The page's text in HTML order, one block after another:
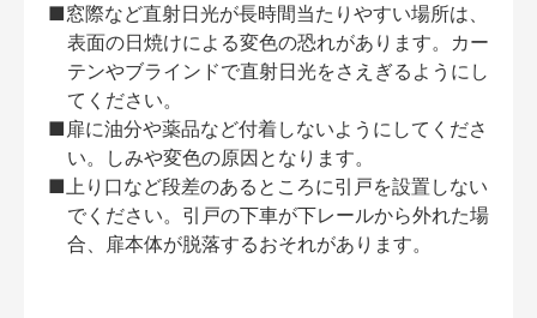
■窓際など直射日光が長時間当たりやすい場所は、
表面の日焼けによる変色の恐れがあります。カー
テンやブラインドで直射日光をさえぎるようにし
てください。
■扉に油分や薬品など付着しないようにしてくださ
い。しみや変色の原因となります。
■上り口など段差のあるところに引戸を設置しない
でください。引戸の下車が下レールから外れた場
合、扉本体が脱落するおそれがあります。